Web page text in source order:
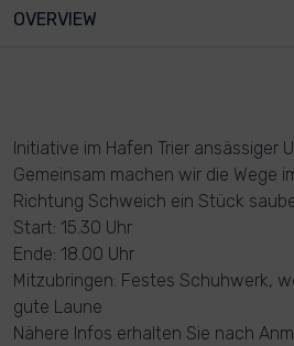
OVERVIEW
Initiative im Hafen Trier ansässiger
Gemeinsam machen wir die Wege
Richtung Schweich ein Stück
Start: 15.30 Uhr
Ende: 18.00 Uhr
Mitzubringen: Festes Schuhwerk,
gute Laune
Nähere Infos erhalten Sie nach